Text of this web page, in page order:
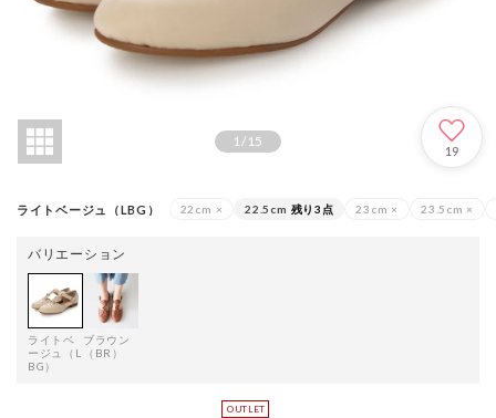
1/ 15
19
ライトベージュ（LBG） 22cm × 22.5cm 残り3点 23cm × 23.5cm ×
バリエーション
ライトベ
ージュ（L
BG）
ブラウン
（BR）